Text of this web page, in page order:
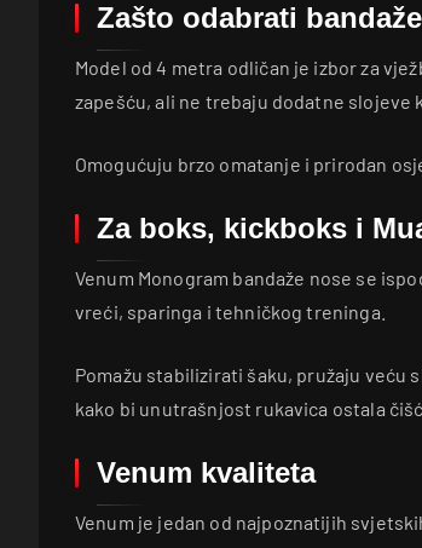
Zašto odabrati
Model od 4 metra odličan je izbor za
zapešću, ali ne trebaju dodatne slojeve
Omogućuju brzo omatanje i prirodan
Za boks, kickboks i
Venum Monogram bandaže nose se
vreći, sparinga i tehničkog treninga.
Pomažu stabilizirati šaku, pružaju veću
kako bi unutrašnjost rukavica ostala
Venum kvaliteta
Venum je jedan od najpoznatijih